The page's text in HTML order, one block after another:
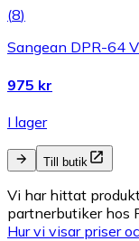
(8)
Sangean DPR-64
975 kr
I lager
Till butik
Vi har hittat
partnerbutiker hos
Hur vi visar priser